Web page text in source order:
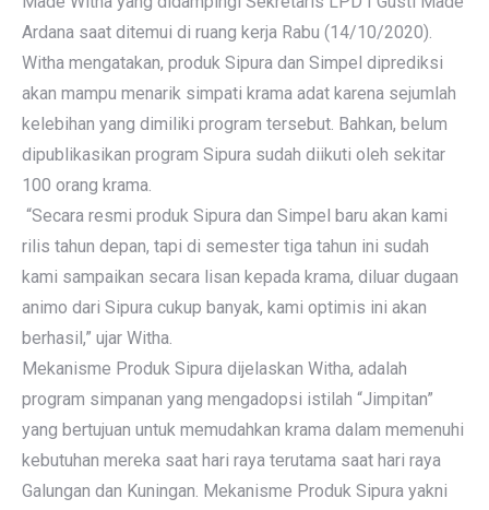
Ardana saat ditemui di ruang kerja Rabu (14/10/2020).
Witha mengatakan, produk Sipura dan Simpel diprediksi
akan mampu menarik simpati krama adat karena sejumlah
kelebihan yang dimiliki program tersebut. Bahkan, belum
dipublikasikan program Sipura sudah diikuti oleh sekitar
100 orang krama.
“Secara resmi produk Sipura dan Simpel baru akan kami
rilis tahun depan, tapi di semester tiga tahun ini sudah
kami sampaikan secara lisan kepada krama, diluar dugaan
animo dari Sipura cukup banyak, kami optimis ini akan
berhasil,” ujar Witha.
Mekanisme Produk Sipura dijelaskan Witha, adalah
program simpanan yang mengadopsi istilah “Jimpitan”
yang bertujuan untuk memudahkan krama dalam memenuhi
kebutuhan mereka saat hari raya terutama saat hari raya
Galungan dan Kuningan. Mekanisme Produk Sipura yakni